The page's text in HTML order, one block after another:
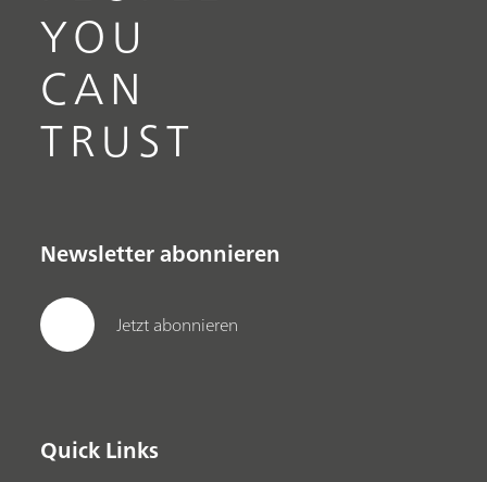
YOU
CAN
TRUST
Newsletter abonnieren
Jetzt abonnieren
Quick Links